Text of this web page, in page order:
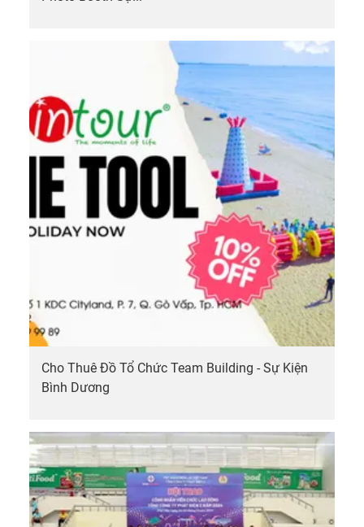
Cho Thuê Đồ Tổ Chức Team Building - Sự Kiện
Bình Dương